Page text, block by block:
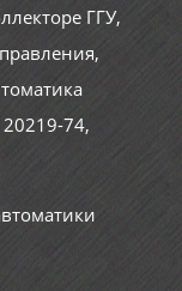
ГГУ,
20219-74,